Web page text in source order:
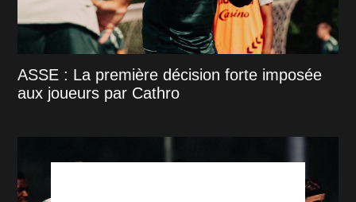
ASSE : La première décision forte imposée
aux joueurs par Cathro